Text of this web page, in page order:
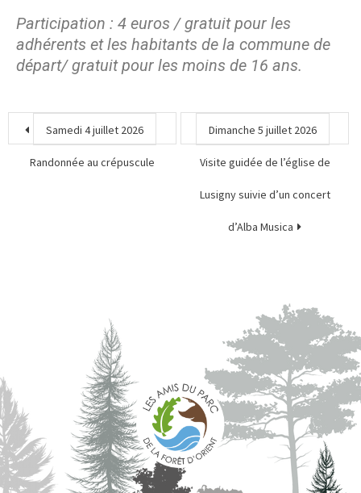
Participation : 4 euros / gratuit pour les
adhérents et les habitants de la commune de
départ/ gratuit pour les moins de 16 ans.
Samedi 4 juillet 2026
Randonnée au crépuscule
Dimanche 5 juillet 2026
Visite guidée de l’église de
Lusigny suivie d’un concert
d’Alba Musica